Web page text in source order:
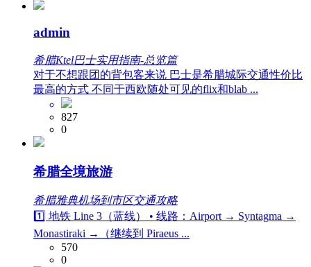
admin
希腊Ktel巴士实用指南-总览篇
对于不想跟团的背包客来说 巴士是希腊城际交通性价比
最高的方式 不同于西欧随处可见的flix和blab ...
827
0
希腊全境旅游
希腊雅典机场到市区交通攻略
1️⃣ 地铁 Line 3（蓝线） • 线路：Airport → Syntagma →
Monastiraki →（继续到 Piraeus ...
570
0